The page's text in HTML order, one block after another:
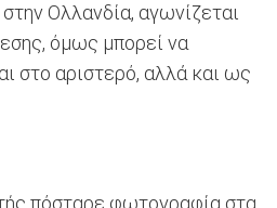
Ολλανδία, αγωνίζεται
όμως μπορεί να
στο αριστερό, αλλά και ως